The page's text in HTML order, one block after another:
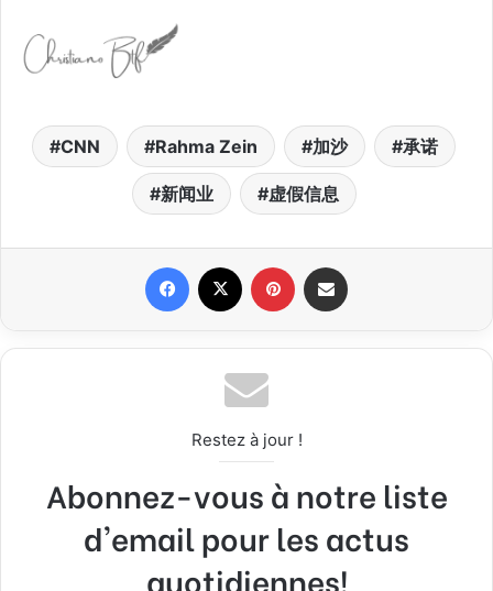
CNN Rahma Zein 加沙 承诺
新闻业 虚假信息
Restez à jour !
Abonnez-vous à notre liste
d'email pour les actus
quotidiennes!